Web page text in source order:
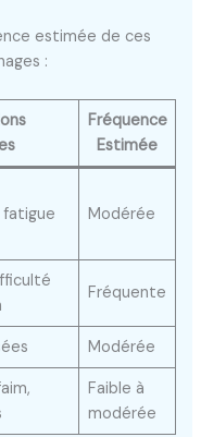
estimée de ces
:
Fréquence
Estimée
fatigue
Modérée
Fréquente
Modérée
Faible à
modérée